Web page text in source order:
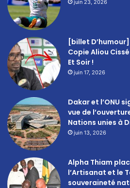
juin 23, 2026
[billet
Copie Aliou
Et Soir !
juin 17, 2026
Dakar et l’ONU
vue de
Nations unies à
juin 13, 2026
Alpha Thiam
l’Artisanat et le
souveraineté